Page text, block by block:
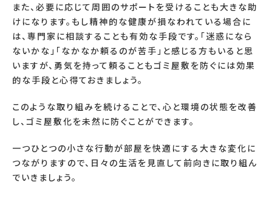
また、必要に応じて周囲のサポートを受けることも大きな助
けになります。もし精神的な健康が損なわれている場合に
は、専門家に相談することも有効な手段です。「迷惑になら
ないかな」「なかなか頼るのが苦手」と感じる方もいると思
いますが、勇気を持って頼ることもゴミ屋敷を防ぐには効果
的な手段と心得ておきましょう。
このような取り組みを続けることで、心と環境の状態を改善
し、ゴミ屋敷化を未然に防ぐことができます。
一つひとつの小さな行動が部屋を快適にする大きな変化に
つながりますので、日々の生活を見直して前向きに取り組ん
でいきましょう。